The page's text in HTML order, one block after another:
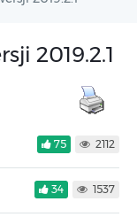
2019.2.1
75 2112
34 1537